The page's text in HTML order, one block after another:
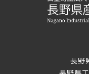
長野